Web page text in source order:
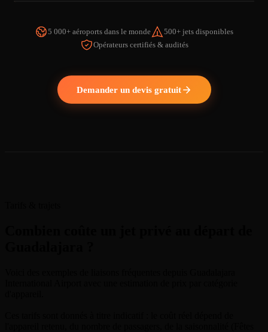
REGARDER LA VIDÉO
5 000+ aéroports dans le monde
500+ jets disponibles
Opérateurs certifiés & audités
Demander un devis gratuit